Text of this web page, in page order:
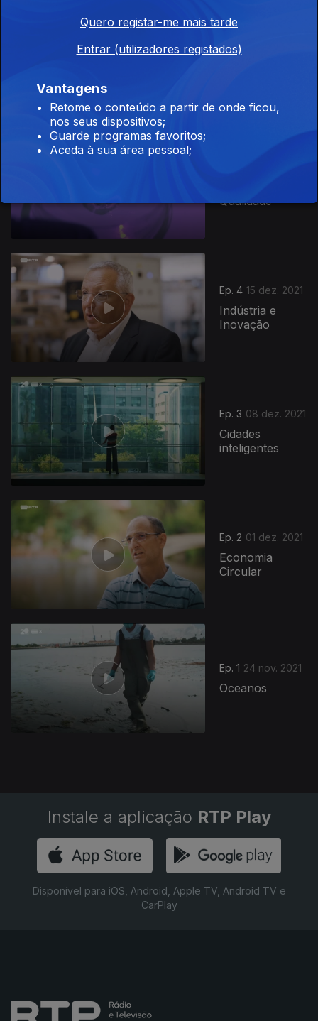
Ep. 6
Qualidade
Ep. 4 15 dez. 2021
Indústria e
Inovação
586012
Ep. 3 08 dez. 2021
Cidades
inteligentes
Ep. 2 01 dez. 2021
Economia
Circular
Ep. 1 24 nov. 2021
Oceanos
581922
Instale a aplicação RTP Play
Disponível para iOS, Android, Apple TV, Android TV e
CarPlay
Quero registar-me mais tarde
Entrar (utilizadores registados)
Vantagens
Retome o conteúdo a partir de onde ficou,
nos seus dispositivos;
Guarde programas favoritos;
Aceda à sua área pessoal;